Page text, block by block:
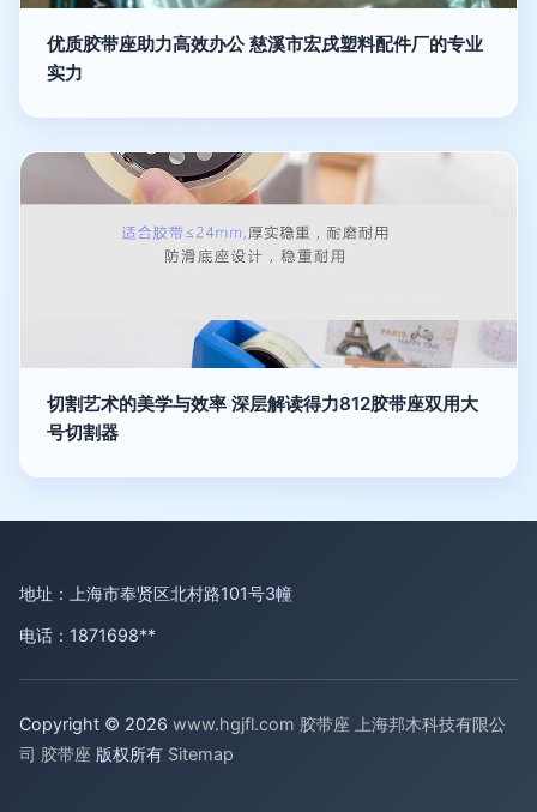
优质胶带座助力高效办公 慈溪市宏戌塑料配件厂的专业
实力
切割艺术的美学与效率 深层解读得力812胶带座双用大
号切割器
地址：上海市奉贤区北村路101号3幢
电话：1871698**
Copyright © 2026 www.hgjfl.com 胶带座
上海邦木科技有限公
司 胶带座 版权所有 Sitemap